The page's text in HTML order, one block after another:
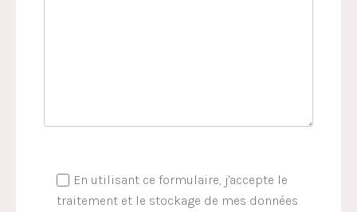
En utilisant ce formulaire, j'accepte le
traitement et le stockage de mes données